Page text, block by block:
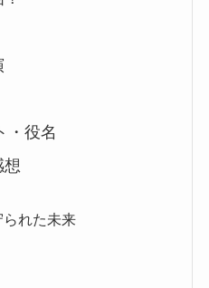
・役名
れた未来